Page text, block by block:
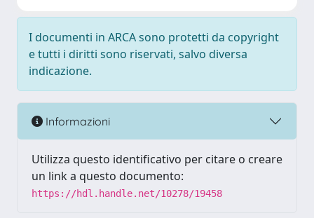
I documenti in ARCA sono protetti da copyright
e tutti i diritti sono riservati, salvo diversa
indicazione.
Informazioni
Utilizza questo identificativo per citare o creare
un link a questo documento:
https://hdl.handle.net/10278/19458